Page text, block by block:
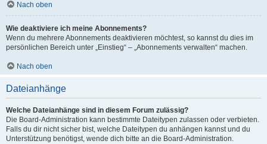
Nach oben
Wie deaktiviere ich meine Abonnements?
Wenn du mehrere Abonnements deaktivieren möchtest, so kannst du dies im
persönlichen Bereich unter „Einstieg“ – „Abonnements verwalten“ machen.
Nach oben
Dateianhänge
Welche Dateianhänge sind in diesem Forum zulässig?
Die Board-Administration kann bestimmte Dateitypen zulassen oder verbieten.
Falls du dir nicht sicher bist, welche Dateitypen du anhängen kannst und du
Unterstützung benötigst, wende dich bitte an die Board-Administration.